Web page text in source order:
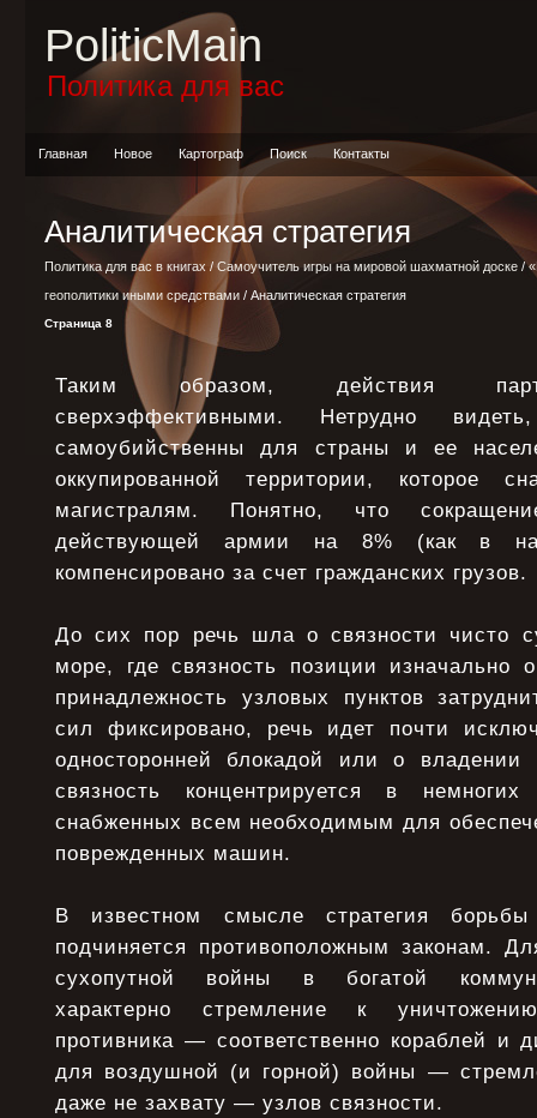
PoliticMain
Политика для вас
Главная Новое Картограф Поиск Контакты
Аналитическая стратегия
Политика для вас в книгах / Самоучитель игры на мировой шахматной доске /
геополитики иными средствами / Аналитическая стратегия
Страница 8
Таким образом, действия
сверхэффективными. Нетрудно
самоубийственны для страны и ее
оккупированной территории, которое
магистралям. Понятно, что
действующей армии на 8% (как в
компенсировано за счет гражданских грузов.
До сих пор речь шла о связности чисто
море, где связность позиции изначально
принадлежность узловых пунктов
сил фиксировано, речь идет почти
односторонней блокадой или о
связность концентрируется в
снабженных всем необходимым для
поврежденных машин.
В известном смысле стратегия
подчиняется противоположным законам.
сухопутной войны в богатой
характерно стремление к
противника — соответственно кораблей и
для воздушной (и горной) войны —
даже не захвату — узлов связности.